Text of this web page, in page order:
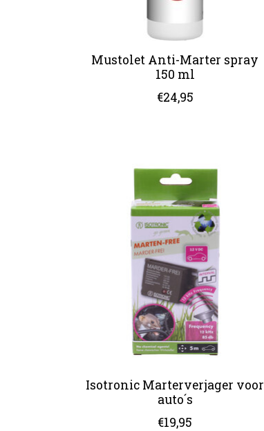
Mustolet Anti-Marter spray
150 ml
€24,95
Isotronic Marterverjager voor
auto´s
€19,95